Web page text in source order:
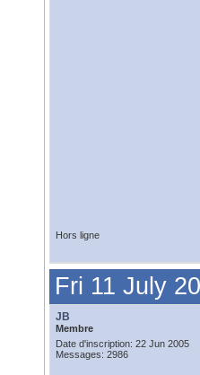
Hors ligne
Fri 11 July
JB
Membre
Date d'inscription: 22 Jun 2005
Messages: 2986